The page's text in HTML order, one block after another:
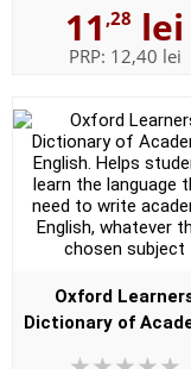
11 ,28 lei
PRP: 12,40 lei
Oxford
Dictionary of